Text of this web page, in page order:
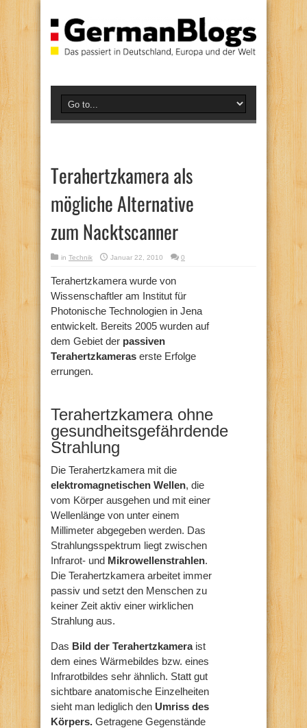
Terahertzkamera als
mögliche Alternative
zum Nacktscanner
in Technik Januar 22, 2010 0
Terahertzkamera wurde von
Wissenschaftler am Institut für
Photonische Technologien in Jena
entwickelt. Bereits 2005 wurden auf
dem Gebiet der passiven
Terahertzkameras erste Erfolge
errungen.
Terahertzkamera ohne
gesundheitsgefährdende
Strahlung
Die Terahertzkamera mit die
elektromagnetischen Wellen, die
vom Körper ausgehen und mit einer
Wellenlänge von unter einem
Millimeter abgegeben werden. Das
Strahlungsspektrum liegt zwischen
Infrarot- und Mikrowellenstrahlen.
Die Terahertzkamera arbeitet immer
passiv und setzt den Menschen zu
keiner Zeit aktiv einer wirklichen
Strahlung aus.
Das Bild der Terahertzkameraist
dem eines Wärmebildes bzw. eines
Infrarotbildes sehr ähnlich. Statt gut
sichtbare anatomische Einzelheiten
sieht man lediglich den Umriss des
Körpers. Getragene Gegenstände